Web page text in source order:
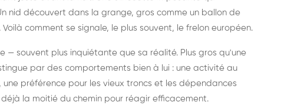
Dératisation : éliminer
durablement rats et
souris, partout en France
nid découvert dans la grange, gros comme un ballon de
comment se signale, le plus souvent, le frelon européen.
souvent plus inquiétante que sa réalité. Plus gros qu'une
par des comportements bien à lui : une activité au
préférence pour les vieux troncs et les dépendances
la moitié du chemin pour réagir efficacement.